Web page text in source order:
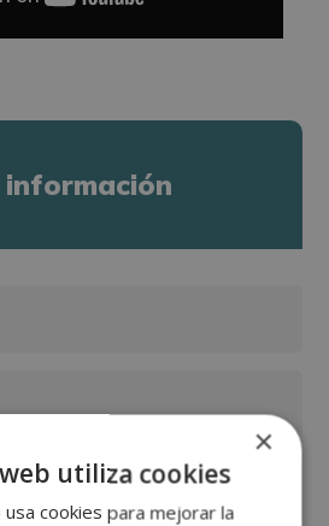
×
utiliza cookies
cookies para mejorar la